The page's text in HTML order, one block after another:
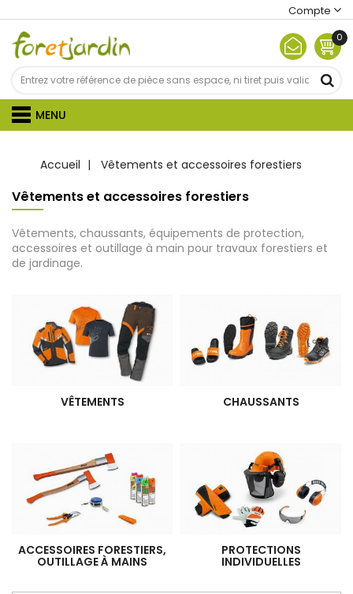
Compte
0
MENU
Accueil Vêtements et accessoires forestiers
Vêtements et accessoires forestiers
Vêtements, chaussants, équipements de protection,
accessoires et outillage à main pour travaux forestiers et
de jardinage.
VÊTEMENTS CHAUSSANTS
ACCESSOIRES FORESTIERS,
OUTILLAGE À MAINS
PROTECTIONS
INDIVIDUELLES